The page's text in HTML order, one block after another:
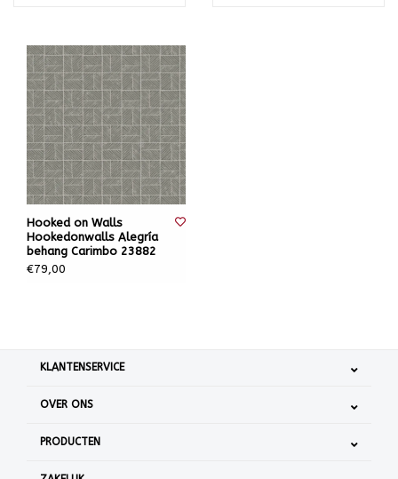
Hooked on Walls
Hookedonwalls Alegría
behang Carimbo 23882
€79,00
KLANTENSERVICE
OVER ONS
PRODUCTEN